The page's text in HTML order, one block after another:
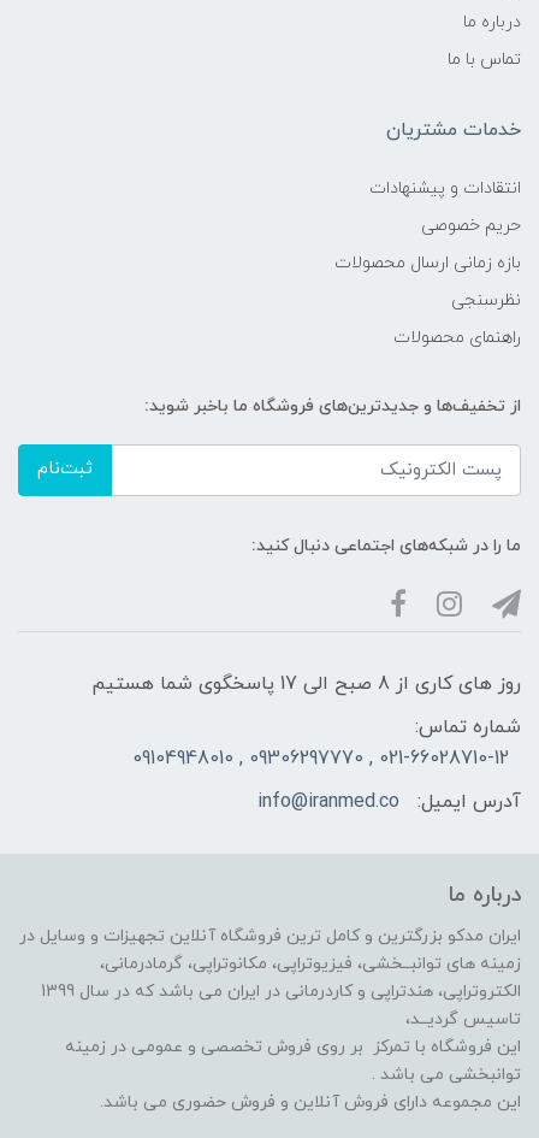
درباره ما
تماس با ما
خدمات مشتریان
انتقادات و پیشنهادات
حریم خصوصی
بازه زمانی ارسال محصولات
نظرسنجی
راهنمای محصولات
از تخفیف‌ها و جدیدترین‌های فروشگاه ما باخبر شوید:
ثبت‌نام
ما را در شبکه‌های اجتماعی دنبال کنید:
روز های کاری از 8 صبح الی 17 پاسخگوی شما هستیم
شماره تماس:
021-66028710-12 , 09306297770 , 09104948010
آدرس ایمیل:
info@iranmed.co
درباره ما
ایران مدکو بزرگترین و کامل ترین فروشگاه آنلاین تجهیزات و وسایل در
زمینه های توانبــخشی، فیزیوتراپی، مکانوتراپی، گرمادرمانی،
الکتروتراپی، هندتراپی و کاردرمانی در ایران می باشد که در سال 1399
تاسیس گردیــد،
این فروشگاه با تمرکز بر روی فروش تخصصی و عمومی در زمینه
توانبخشی می باشد .
این مجموعه دارای فروش آنلاین و فروش حضوری می باشد.